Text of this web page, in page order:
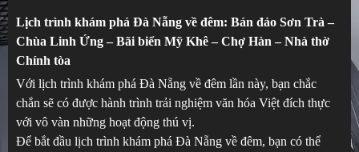
Lịch trình khám phá Đà Nẵng về đêm: Bán đảo Sơn Trà –
Chùa Linh Ứng – Bãi biển Mỹ Khê – Chợ Hàn – Nhà thờ
Chính tòa
Với lịch trình khám phá Đà Nẵng về đêm lần này, bạn chắc
chắn sẽ có được hành trình trải nghiệm văn hóa Việt đích thực
với vô vàn những hoạt động thú vị.
Để bắt đầu lịch trình khám phá Đà Nẵng về đêm, bạn có thể